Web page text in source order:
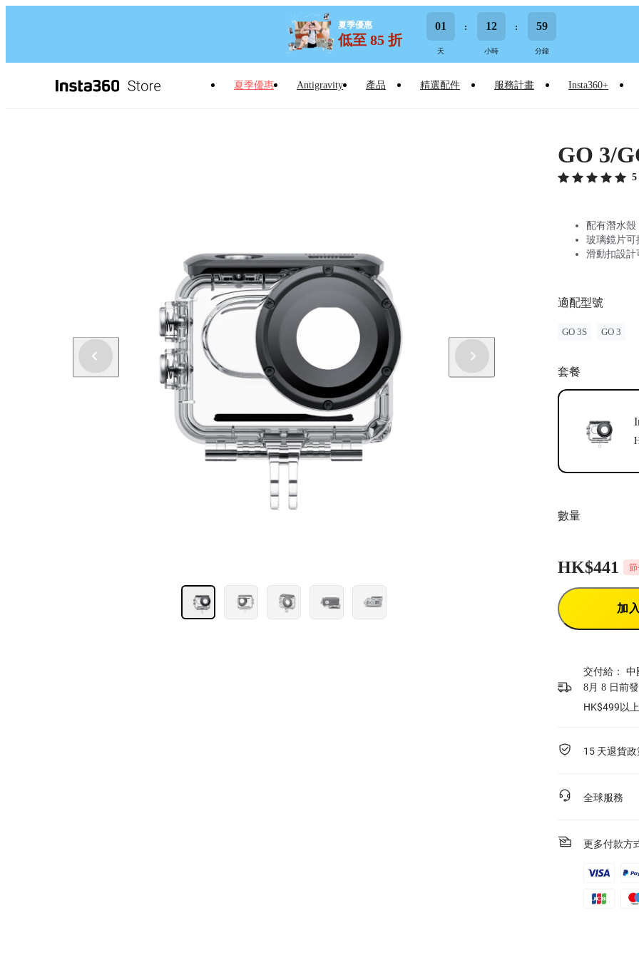
夏季優惠
低至 85 折
01
天
12
小時
59
分鐘
夏季優惠 Antigravity 產品 精選配件 服務計畫 Insta360+
GO 3/
5
配有潛水殼
玻璃鏡片可
滑動扣設計
適配型號
GO 3S GO 3
套餐
數量
HK$441 節
加
交付給：
中
8月 8 日前
HK$499以
15 天退貨政
全球服務
更多付款方